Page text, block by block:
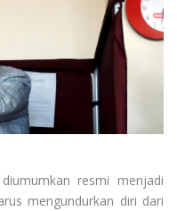
resmi menjadi
mengundurkan diri dari